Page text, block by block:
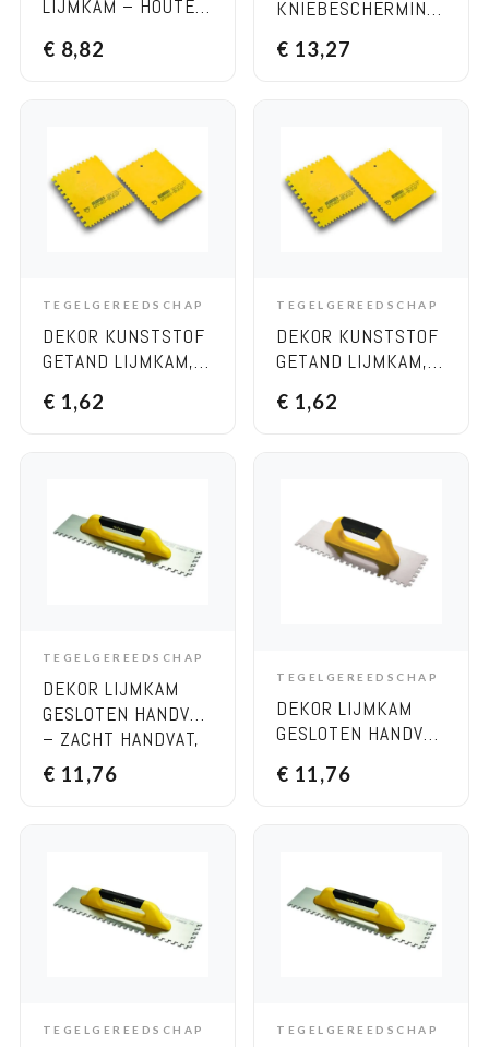
LIJMKAM – HOUTEN
170 MM V RVS
€ 8,82
KNIEBESCHERMING,
€ 13,27
ADD TO CART
TEGELGEREEDSCHAP
DEKOR KUNSTSTOF
GETAND LIJMKAM,
KUNSTSTOF
€ 1,62
ADD TO CART
TEGELGEREEDSCHAP
DEKOR KUNSTSTOF
GETAND LIJMKAM,
VIERKANT
€ 1,62
ADD TO CART
TEGELGEREEDSCHAP
DEKOR LIJMKAM
GESLOTEN HANDVAT
– ZACHT HANDVAT,
120×300 MM 10×10
RVS
€ 11,76
ADD TO CART
TEGELGEREEDSCHAP
DEKOR LIJMKAM
GESLOTEN HANDVAT
120×300 MM 4×4
€ 11,76
ADD TO CART
TEGELGEREEDSCHAP
ADD TO CART
TEGELGEREEDSCHAP